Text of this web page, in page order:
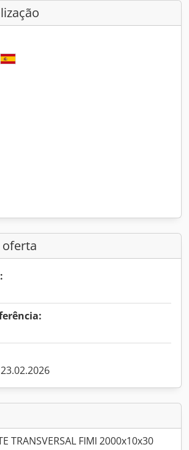
oferta
TRANSVERSAL FIMI 2000x10x30